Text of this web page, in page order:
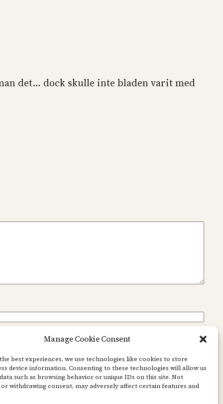
Manage Cookie Consent
best experiences, we use technologies like cookies to store
device information. Consenting to these technologies will allow us
such as browsing behavior or unique IDs on this site. Not
withdrawing consent, may adversely affect certain features and
det… dock skulle inte bladen varit med